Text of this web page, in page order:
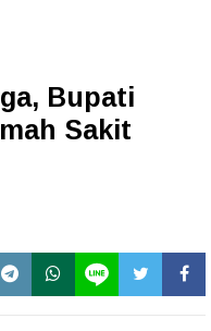
Bupati
Sakit